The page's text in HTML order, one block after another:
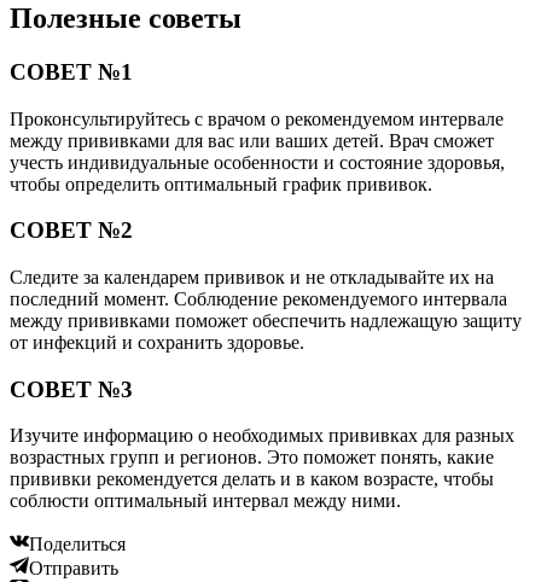
Полезные советы
СОВЕТ №1
Проконсультируйтесь с врачом о рекомендуемом интервале
между прививками для вас или ваших детей. Врач сможет
учесть индивидуальные особенности и состояние здоровья,
чтобы определить оптимальный график прививок.
СОВЕТ №2
Следите за календарем прививок и не откладывайте их на
последний момент. Соблюдение рекомендуемого интервала
между прививками поможет обеспечить надлежащую защиту
от инфекций и сохранить здоровье.
СОВЕТ №3
Изучите информацию о необходимых прививках для разных
возрастных групп и регионов. Это поможет понять, какие
прививки рекомендуется делать и в каком возрасте, чтобы
соблюсти оптимальный интервал между ними.
Поделиться
Отправить